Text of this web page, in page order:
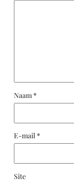
Naam *
E-mail *
Site